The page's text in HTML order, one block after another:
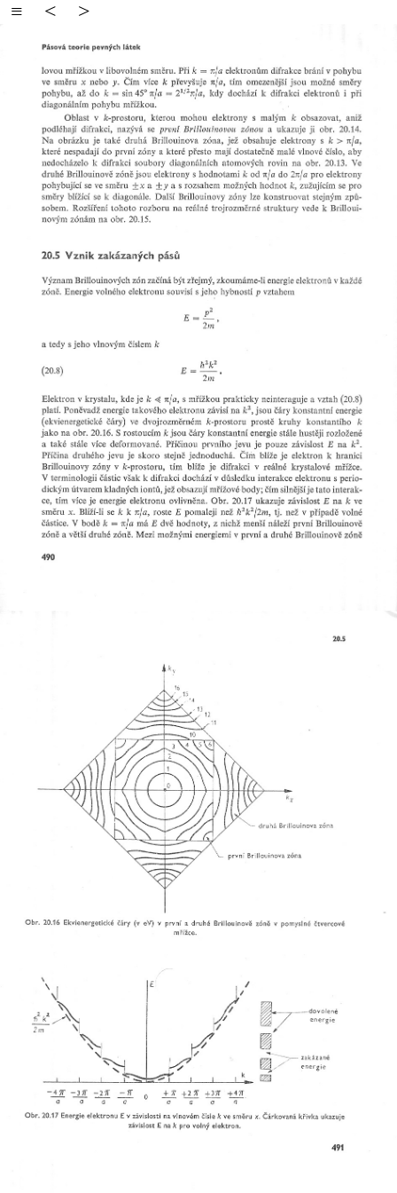
≡ < >